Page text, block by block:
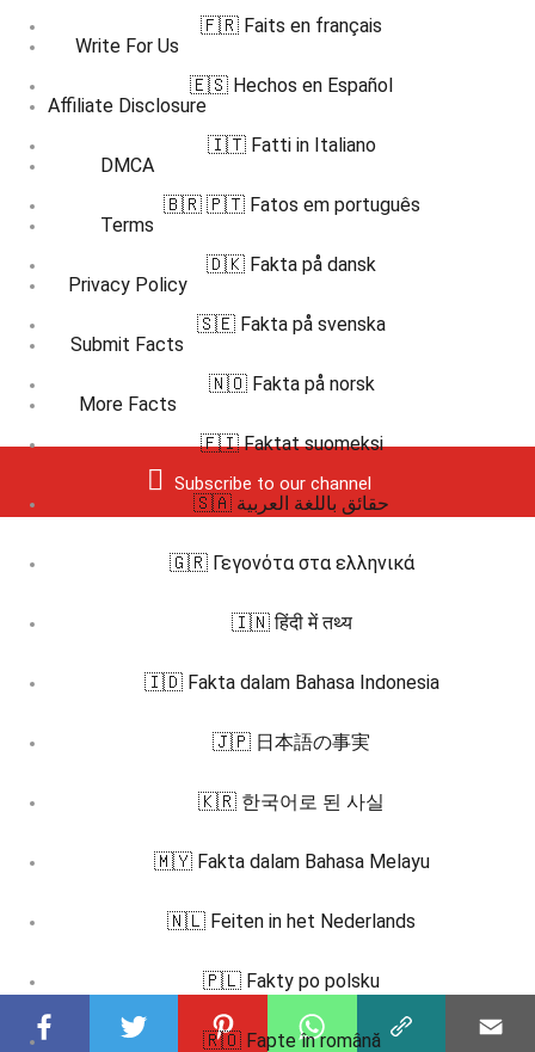
Write For Us
Affiliate Disclosure
DMCA
Terms
Privacy Policy
Submit Facts
More Facts
Subscribe to our channel
🇫🇷 Faits en français
🇪🇸 Hechos en Español
🇮🇹 Fatti in Italiano
🇧🇷 🇵🇹 Fatos em português
🇩🇰 Fakta på dansk
🇸🇪 Fakta på svenska
🇳🇴 Fakta på norsk
🇫🇮 Faktat suomeksi
🇸🇦 حقائق باللغة العربية
🇬🇷 Γεγονότα στα ελληνικά
🇮🇳 हिंदी में तथ्य
🇮🇩 Fakta dalam Bahasa Indonesia
🇯🇵 日本語の事実
🇰🇷 한국어로 된 사실
🇲🇾 Fakta dalam Bahasa Melayu
🇳🇱 Feiten in het Nederlands
🇵🇱 Fakty po polsku
🇷🇴 Fapte în română